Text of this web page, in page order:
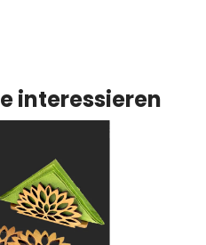
interessieren